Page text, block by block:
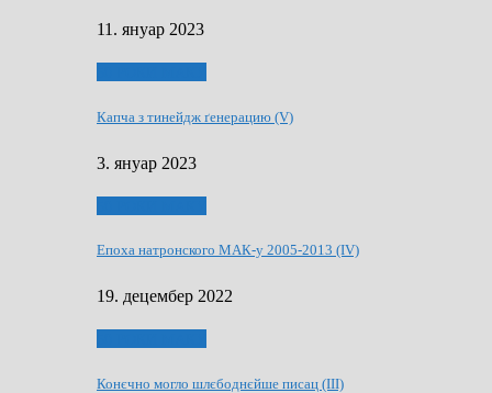
11. януар 2023
Капча з тинейдж ґенерацию (V)
3. януар 2023
Епоха натронского МАК-у 2005-2013 (IV)
19. децембер 2022
Конєчно могло шлєбоднєйше писац (III)